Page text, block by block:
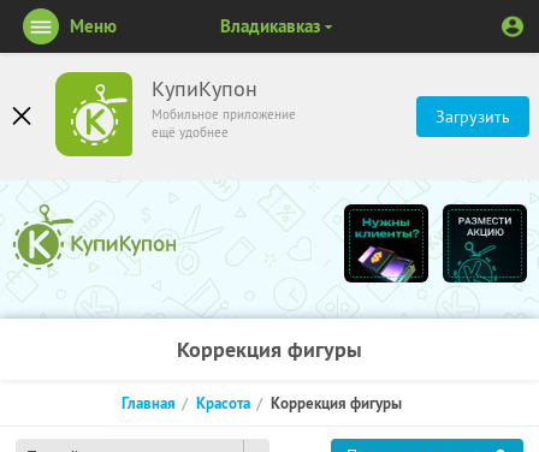
КупиКупон
Мобильное приложение
ещё удобнее
Загрузить
Меню Владикавказ
Коррекция фигуры
Главная Красота Коррекция фигуры